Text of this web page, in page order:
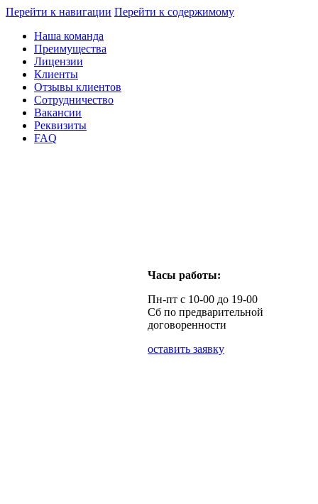
Перейти к навигации Перейти к содержимому
Наша команда
Преимущества
Лицензии
Клиенты
Отзывы клиентов
Сотрудничество
Вакансии
Реквизиты
FAQ
Часы работы:
Пн-пт с 10-00 до 19-00
Сб по предварительной
договоренности
оставить заявку